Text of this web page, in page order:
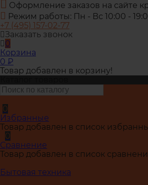
Оформление заказов на сайте
Режим работы: Пн - Вс 10:00 -
+7 (495) 157-02-77
Заказать звонок
0
Корзина
0 ₽
Товар добавлен в корзину!
0
Избранные
Товар добавлен в список
0
Сравнение
Товар добавлен в список
Бытовая техника